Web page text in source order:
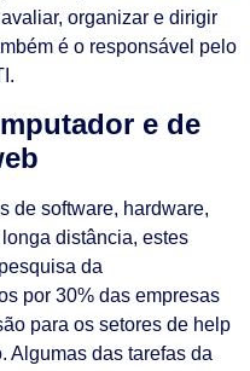
organizar e dirigir
é o responsável pelo
e de
de software, hardware,
distância, estes
da
por 30% das empresas
para os setores de help
Algumas das tarefas da